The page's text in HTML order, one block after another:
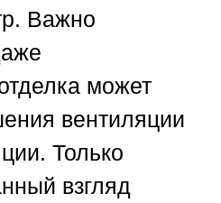
Важно
может
вентиляции
Только
взгляд